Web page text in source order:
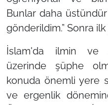
Bunlar daha
gönderildim.” Sonra
İslam'da ilmin ve
üzerinde şüphe
konuda önemli yere
ve ergenlik